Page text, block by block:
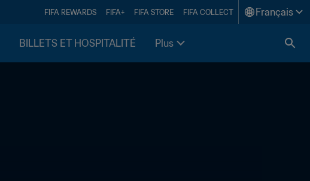
FIFA REWARDS FIFA+ FIFA STORE FIFA COLLECT Français
BILLETS ET HOSPITALITÉ Plus